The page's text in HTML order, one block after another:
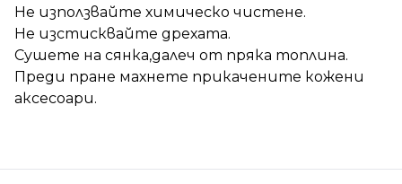
Не използвайте химическо чистене.
Не изстисквайте дрехата.
Сушете на сянка,далеч от пряка топлина.
Преди пране махнете прикачените кожени
аксесоари.